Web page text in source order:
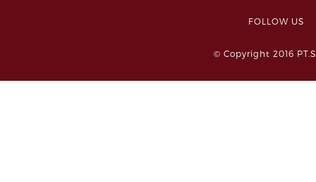
FOLLOW
© Copyright 2016